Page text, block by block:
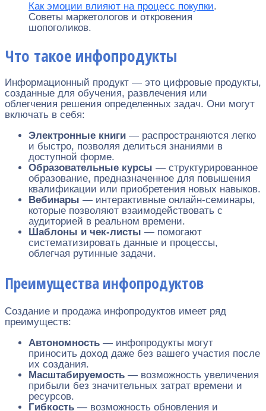
Как эмоции влияют на процесс покупки.
Советы маркетологов и откровения
шопоголиков.
Что такое инфопродукты
Информационный продукт — это цифровые продукты,
созданные для обучения, развлечения или
облегчения решения определенных задач. Они могут
включать в себя:
Электронные книги — распространяются легко
и быстро, позволяя делиться знаниями в
доступной форме.
Образовательные курсы — структурированное
образование, предназначенное для повышения
квалификации или приобретения новых навыков.
Вебинары — интерактивные онлайн-семинары,
которые позволяют взаимодействовать с
аудиторией в реальном времени.
Шаблоны и чек-листы — помогают
систематизировать данные и процессы,
облегчая рутинные задачи.
Преимущества инфопродуктов
Создание и продажа инфопродуктов имеет ряд
преимуществ:
Автономность — инфопродукты могут
приносить доход даже без вашего участия после
их создания.
Масштабируемость — возможность увеличения
прибыли без значительных затрат времени и
ресурсов.
Гибкость — возможность обновления и